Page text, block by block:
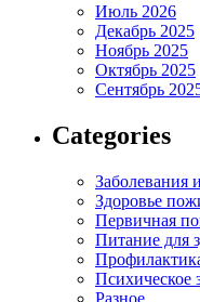
Июль 2026
Декабрь 2025
Ноябрь 2025
Октябрь 2025
Сентябрь
Categories
Заболевания
Здоровье
Первичная
Питание для
Психическое
Разное